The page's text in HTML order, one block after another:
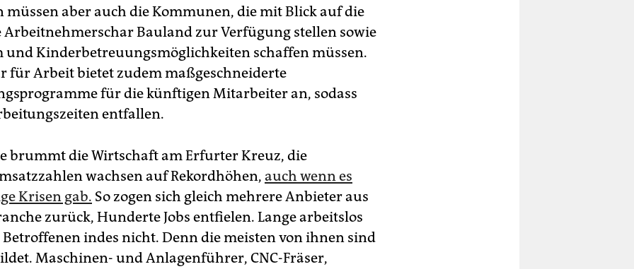
langem Behördenkampf ein neuer Aussichtsturm auf dem
errichtet werden, dessen höchster Punkt über 1.000
liegt.
Bach trat in Arnstadt seine erste Organistenstelle an, die
Universität Ilmenau lockt Menschen aus der ganzen
Thüringens größtes Industriegebiet befindet sich hier und
Thüringer Wald. Ansonsten gibt es noch die Thüringer
fahren die Menschen, wenn sie etwas erleben wollen?
Gotha und Weimar sind nur einen Katzensprung entfernt.
auch vor Ort gibt es genug Abwechslung: Pilze sammeln, in
Seen springen, Theater- und Konzertbesuche.
IK, ARN und IL
ich an Deutschland im Jahr 2020“… dann sehe ich ein
in dem es trotz aller Probleme und Sorgen vorwärts geht.
müssen aber auch die Kommunen, die mit Blick auf die
Arbeitnehmerschar Bauland zur Verfügung stellen sowie
und Kinderbetreuungsmöglichkeiten schaffen müssen.
für Arbeit bietet zudem maßgeschneiderte
für die künftigen Mitarbeiter an, sodass
entfallen.
brummt die Wirtschaft am Erfurter Kreuz, die
wachsen auf Rekordhöhen, auch wenn es
Krisen gab. So zogen sich gleich mehrere Anbieter aus
zurück, Hunderte Jobs entfielen. Lange arbeitslos
indes nicht. Denn die meisten von ihnen sind
Maschinen- und Anlagenführer, CNC-Fräser,